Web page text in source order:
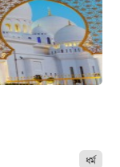
ধর্ম